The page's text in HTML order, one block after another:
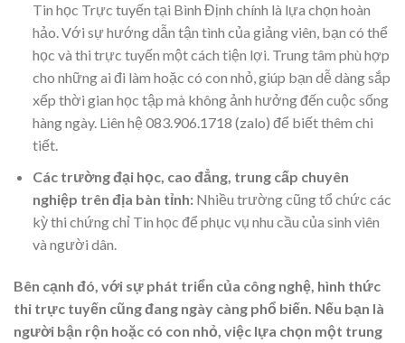
Tin học Trực tuyến tại Bình Định chính là lựa chọn hoàn
hảo. Với sự hướng dẫn tận tình của giảng viên, bạn có thể
học và thi trực tuyến một cách tiện lợi. Trung tâm phù hợp
cho những ai đi làm hoặc có con nhỏ, giúp bạn dễ dàng sắp
xếp thời gian học tập mà không ảnh hưởng đến cuộc sống
hàng ngày. Liên hệ 083.906.1718 (zalo) để biết thêm chi
tiết.
Các trường đại học, cao đẳng, trung cấp chuyên
nghiệp trên địa bàn tỉnh:Nhiều trường cũng tổ chức các
kỳ thi chứng chỉ Tin học để phục vụ nhu cầu của sinh viên
và người dân.
Bên cạnh đó, với sự phát triển của công nghệ, hình thức
thi trực tuyến cũng đang ngày càng phổ biến. Nếu bạn là
người bận rộn hoặc có con nhỏ, việc lựa chọn một trung